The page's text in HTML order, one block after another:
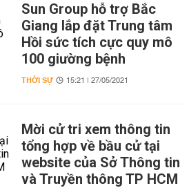
Sun Group hỗ trợ Bắc
Giang lắp đặt Trung tâm
Hồi sức tích cực quy mô
100 giường bệnh
THỜI SỰ 15:21 | 27/05/2021
Mời cử tri xem thông tin
tổng hợp về bầu cử tại
website của Sở Thông tin
và Truyền thông TP HCM